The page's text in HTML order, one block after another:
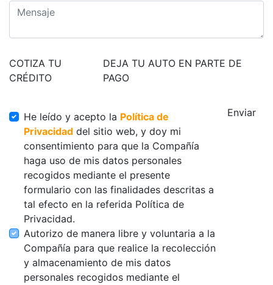
COTIZA TU
CRÉDITO
DEJA TU AUTO EN PARTE DE
PAGO
Enviar
He leído y acepto la Política de
Privacidad del sitio web, y doy mi
consentimiento para que la Compañía
haga uso de mis datos personales
recogidos mediante el presente
formulario con las finalidades descritas a
tal efecto en la referida Política de
Privacidad.
Autorizo de manera libre y voluntaria a la
Compañía para que realice la recolección
y almacenamiento de mis datos
personales recogidos mediante el